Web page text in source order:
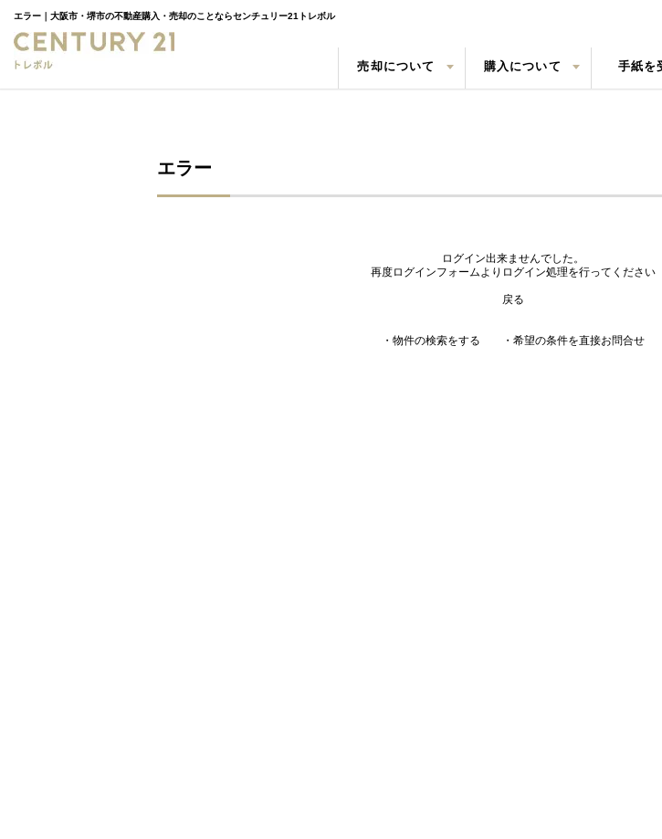
エラー｜大阪市・堺市の不動産購入・売却のことならセンチュリー21トレボル
売却について 購入について 手紙を
エラー
ログイン出来ませんでした。
再度ログインフォームよりログイン処理を行ってください
戻る
・物件の検索をする ・希望の条件を直接お問合せ